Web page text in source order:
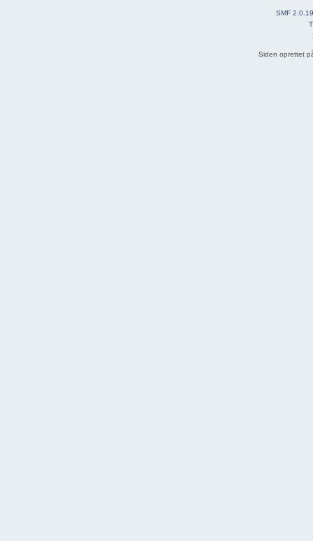
SMF
Siden oprettet